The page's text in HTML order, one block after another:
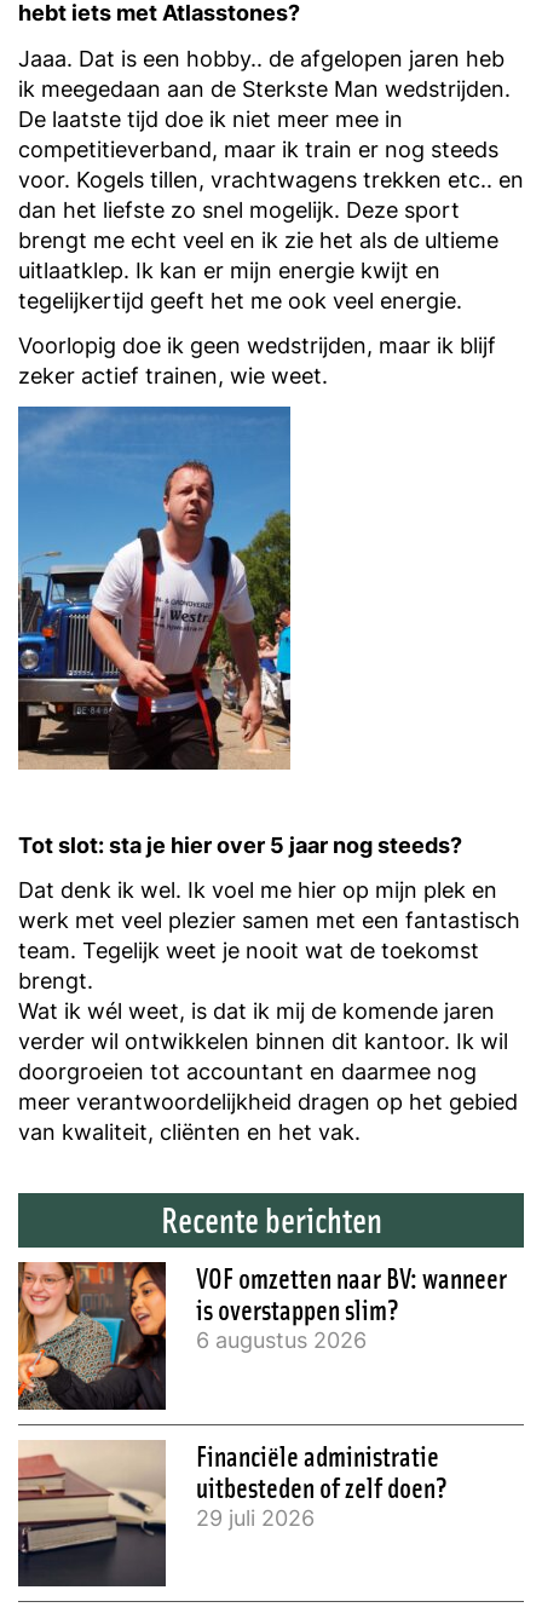
hebt iets met Atlasstones?
Jaaa. Dat is een hobby.. de afgelopen jaren heb
ik meegedaan aan de Sterkste Man wedstrijden.
De laatste tijd doe ik niet meer mee in
competitieverband, maar ik train er nog steeds
voor. Kogels tillen, vrachtwagens trekken etc.. en
dan het liefste zo snel mogelijk. Deze sport
brengt me echt veel en ik zie het als de ultieme
uitlaatklep. Ik kan er mijn energie kwijt en
tegelijkertijd geeft het me ook veel energie.
Voorlopig doe ik geen wedstrijden, maar ik blijf
zeker actief trainen, wie weet.
Tot slot: sta je hier over 5 jaar nog steeds?
Dat denk ik wel. Ik voel me hier op mijn plek en
werk met veel plezier samen met een fantastisch
team. Tegelijk weet je nooit wat de toekomst
brengt.
Wat ik wél weet, is dat ik mij de komende jaren
verder wil ontwikkelen binnen dit kantoor. Ik wil
doorgroeien tot accountant en daarmee nog
meer verantwoordelijkheid dragen op het gebied
van kwaliteit, cliënten en het vak.
Recente berichten
VOF omzetten naar BV: wanneer
is overstappen slim?
6 augustus 2026
Financiële administratie
uitbesteden of zelf doen?
29 juli 2026